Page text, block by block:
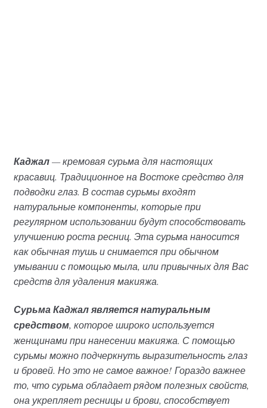
Каджал— кремовая сурьма для настоящих
красавиц. Традиционное на Востоке средство для
подводки глаз. В состав сурьмы входят
натуральные компоненты, которые при
регулярном использовании будут способствовать
улучшению роста ресниц. Эта сурьма наносится
как обычная тушь и снимается при обычном
умывании с помощью мыла, или привычных для Вас
средств для удаления макияжа.
Сурьма Каджал является натуральным
средством, которое широко используется
женщинами при нанесении макияжа. С помощью
сурьмы можно подчеркнуть выразительность глаз
и бровей. Но это не самое важное! Гораздо важнее
то, что сурьма обладает рядом полезных свойств,
она укрепляет ресницы и брови, способствует